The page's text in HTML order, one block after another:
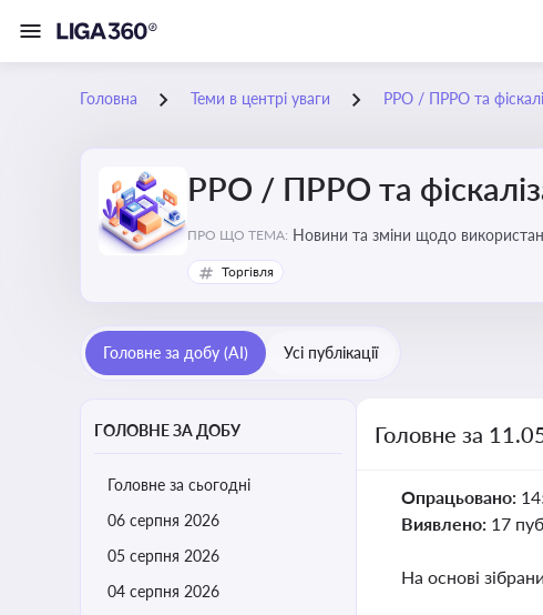
Головна Теми в центрі уваги РРО / ПРРО та
РРО / ПРРО та
ПРО ЩО ТЕМА:
Торгівля
Головне за добу (AI) Усі публікації
ГОЛОВНЕ ЗА ДОБУ
Головне за сьогодні
06 серпня 2026
05 серпня 2026
04 серпня 2026
Головне за
Опрацьовано:
Виявлено: 17
На основі